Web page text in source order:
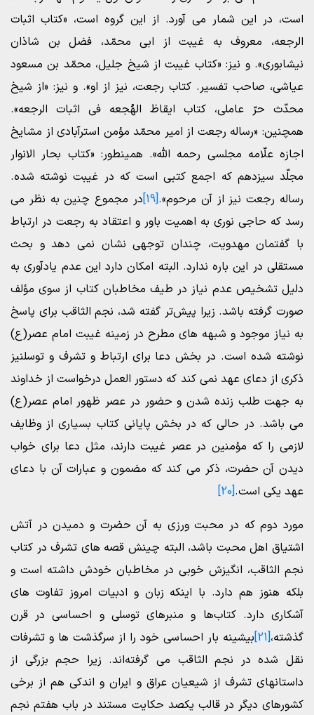
است، در این شمار می آورد. از این گروه است، «کتاب اثبات
الرجعه، معروف به غیبت از ابی محمّد، فضل بن شاذان
نیشابوری». و نیز: «کتاب غیبت از شیخ جلیل، محمّد بن مسعود
عیاشی، صاحب تفسیر. کتاب رجعت، نیز از او». و نیز: «از شیخ
محدّث حرّ عاملی، کتاب ایقاظ الهُجعه فی اثبات الرجعه».
همچنین: «رساله رجعت از امیر محمّد مؤمن استرآبادی از مشایخ
اجازه علّامه مجلسی رحمه الله». همینطور: «کتاب بحار الانوار
مجلّد سیزدهم که اجمع کتبی است که در غیبت نوشته شده.
رساله رجعت نیز از آن مرحوم».[19]
در مجموع چنین به نظر می
رسد که حاجی نوری به اهمیت باور و اعتقاد به رجعت در ارتباط
با گفتمان مهدویت، چندان توجهی نشان نمی دهد و بحث
مستقلی در این باره ندارد. البته امکان دارد این عدم یادآوری به
دلیل تشخیص عدم نیاز در طیف مخاطبان کتاب از سوی مؤلف
صورت گرفته باشد. زیرا پیش‌تر گفته شد، نجم الثاقب برای پاسخ
به نیاز موجود و شبهه های مطرح در زمینه غیبت امام عصر(ع)
نوشته شده است. در بخش دعا برای ارتباط و تشرف و توسلنیز
ذکری از دعای عهد نمی کند که دستور العمل درخواست از خداوند
به جهت طلب زنده شدن و حضور در عصر ظهور امام عصر(ع)
می باشد. در حالی که در بخش پایانی کتاب بسیاری از وظایف
لازمی را که مؤمنین در عصر غیبت دارند، مثل دعا برای خواب
دیدن آن حضرت، ذکر می کند که مضمون و عبارات آن با دعای
عهد یکی است.[20]
مورد دوم که در محبت ورزی به آن حضرت و دمیدن در آتش
اشتیاق اهل محبت باشد، البته چینش قصه های تشرف در کتاب
نجم الثاقب، انگیزش خوبی در مخاطبان خودش داشته است و
بلکه هنوز هم دارد. با اینکه زبان و ادبیات امروز تفاوت های
آشکاری دارد. کتاب‌ها و منبرهای توسلی و احساسی در قرن
گذشته،[21]
بیشینه بار احساسی خود را از سرگذشت ها و تشرفات
نقل شده در نجم الثاقب می گرفته‌اند. زیرا حجم بزرگی از
داستانهای تشرف از شیعیان عراق و ایران و اندکی هم از برخی
کشورهای دیگر در قالب یکصد حکایت مستند در باب هفتم نجم